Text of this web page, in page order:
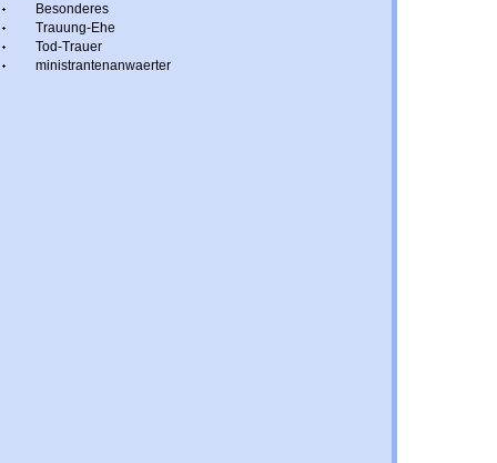
Besonderes
Trauung-Ehe
Tod-Trauer
ministrantenanwaerter